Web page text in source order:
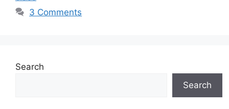
3 Comments
Search
Search